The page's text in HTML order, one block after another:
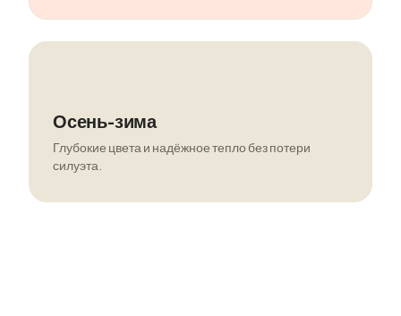
Осень-зима
Глубокие цвета и надёжное тепло без потери
силуэта.